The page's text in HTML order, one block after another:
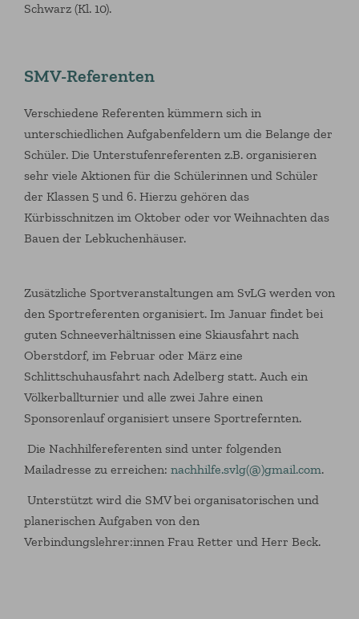
Schwarz (Kl. 10).
SMV-Referenten
Verschiedene Referenten kümmern sich in
unterschiedlichen Aufgabenfeldern um die Belange der
Schüler. Die Unterstufenreferenten z.B. organisieren
sehr viele Aktionen für die Schülerinnen und Schüler
der Klassen 5 und 6. Hierzu gehören das
Kürbisschnitzen im Oktober oder vor Weihnachten das
Bauen der Lebkuchenhäuser.
Zusätzliche Sportveranstaltungen am SvLG werden von
den Sportreferenten organisiert. Im Januar findet bei
guten Schneeverhältnissen eine Skiausfahrt nach
Oberstdorf, im Februar oder März eine
Schlittschuhausfahrt nach Adelberg statt. Auch ein
Völkerballturnier und alle zwei Jahre einen
Sponsorenlauf organisiert unsere Sportrefernten.
Die Nachhilfereferenten sind unter folgenden
Mailadresse zu erreichen: nachhilfe.svlg(@)gmail.com.
Unterstützt wird die SMV bei organisatorischen und
planerischen Aufgaben von den
Verbindungslehrer:innen Frau Retter und Herr Beck.